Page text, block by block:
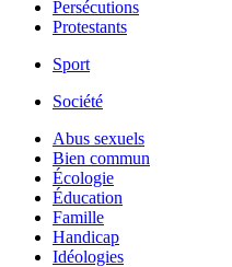
Persécutions
Protestants
Sport
Société
Abus sexuels
Bien commun
Écologie
Éducation
Famille
Handicap
Idéologies